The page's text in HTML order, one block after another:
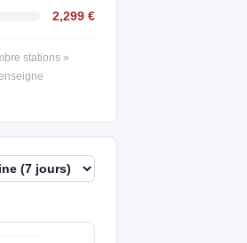
2,299 €
stations »